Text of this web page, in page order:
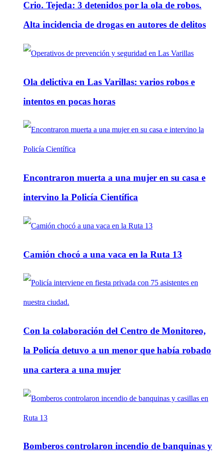
Crio. Tejeda: 3 detenidos por la ola de robos.
Alta incidencia de drogas en autores de delitos
Ola delictiva en Las Varillas: varios robos e
intentos en pocas horas
Encontraron muerta a una mujer en su casa e
intervino la Policía Científica
Camión chocó a una vaca en la Ruta 13
Con la colaboración del Centro de Monitoreo,
la Policía detuvo a un menor que había robado
una cartera a una mujer
Bomberos controlaron incendio de banquinas y